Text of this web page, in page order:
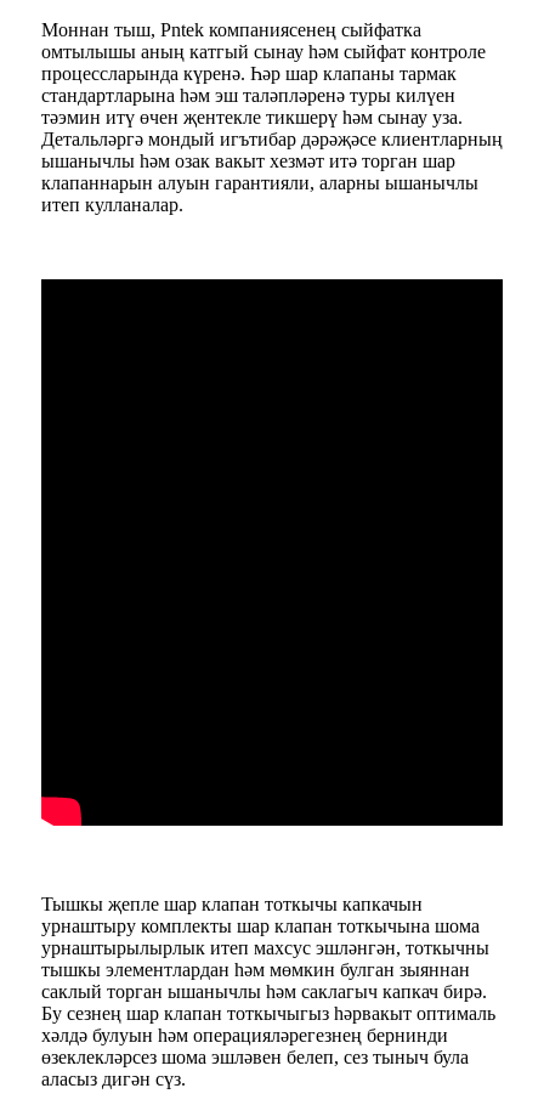
Моннан тыш, Pntek компаниясенең сыйфатка
омтылышы аның катгый сынау һәм сыйфат контроле
процессларында күренә. Һәр шар клапаны тармак
стандартларына һәм эш таләпләренә туры килүен
тәэмин итү өчен җентекле тикшерү һәм сынау уза.
Детальләргә мондый игътибар дәрәҗәсе клиентларның
ышанычлы һәм озак вакыт хезмәт итә торган шар
клапаннарын алуын гарантияли, аларны ышанычлы
итеп кулланалар.
Тышкы җепле шар клапан тоткычы капкачын
урнаштыру комплекты шар клапан тоткычына шома
урнаштырылырлык итеп махсус эшләнгән, тоткычны
тышкы элементлардан һәм мөмкин булган зыяннан
саклый торган ышанычлы һәм саклагыч капкач бирә.
Бу сезнең шар клапан тоткычыгыз һәрвакыт оптималь
хәлдә булуын һәм операцияләрегезнең бернинди
өзеклекләрсез шома эшләвен белеп, сез тыныч була
аласыз дигән сүз.